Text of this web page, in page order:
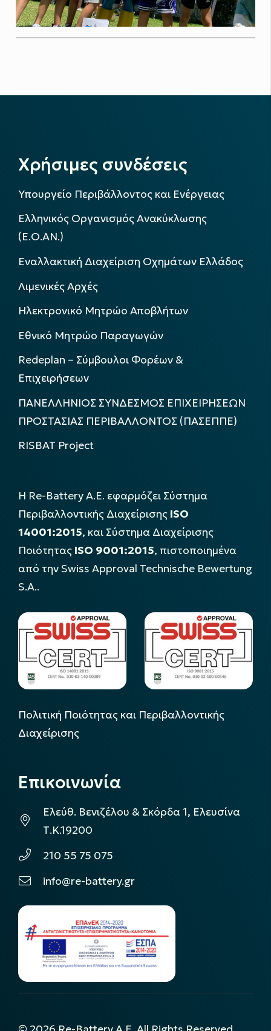
Χρήσιμες συνδέσεις
Υπουργείο Περιβάλλοντος και Ενέργειας
Ελληνικός Οργανισμός Ανακύκλωσης
(Ε.Ο.ΑΝ.)
Εναλλακτική Διαχείριση Οχημάτων Ελλάδος
Λιμενικές Αρχές
Ηλεκτρονικό Μητρώο Αποβλήτων
Εθνικό Μητρώο Παραγωγών
Redeplan – Σύμβουλοι Φορέων &
Επιχειρήσεων
ΠΑΝΕΛΛΗΝΙΟΣ ΣΥΝΔΕΣΜΟΣ ΕΠΙΧΕΙΡΗΣΕΩΝ
ΠΡΟΣΤΑΣΙΑΣ ΠΕΡΙΒΑΛΛΟΝΤΟΣ (ΠΑΣΕΠΠΕ)
RISBAT Project
Η Re-Battery Α.Ε. εφαρμόζει Σύστημα
Περιβαλλοντικής Διαχείρισης ISO
14001:2015, και Σύστημα Διαχείρισης
Ποιότητας ISO 9001:2015, πιστοποιημένα
από την Swiss Approval Technische Bewertung
S.A..
Πολιτική Ποιότητας και Περιβαλλοντικής
Διαχείρισης
Επικοινωνία
Ελεύθ. Βενιζέλου & Σκόρδα 1, Ελευσίνα
Τ.Κ.19200
210 55 75 075
info@re-battery.gr